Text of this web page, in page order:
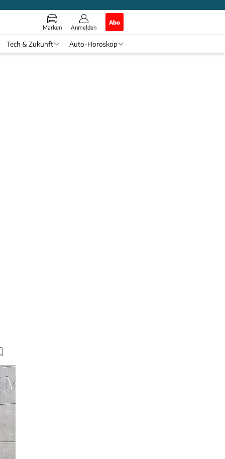
Marken Anmelden
Abo
Tech & Zukunft Auto-Horoskop